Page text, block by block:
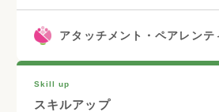
アタッチメント・ペアレンテ
Skill up
スキルアップ